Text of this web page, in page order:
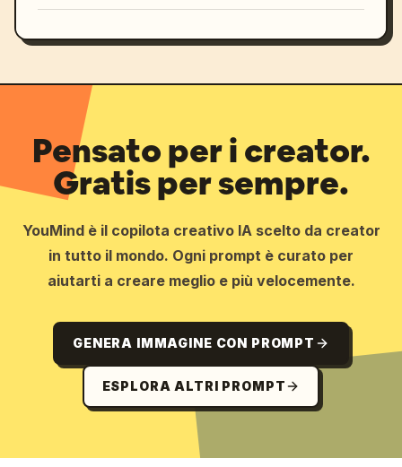
Pensato per i creator.
Gratis per sempre.
YouMind è il copilota creativo IA scelto da creator
in tutto il mondo. Ogni prompt è curato per
aiutarti a creare meglio e più velocemente.
GENERA IMMAGINE CON PROMPT
ESPLORA ALTRI PROMPT